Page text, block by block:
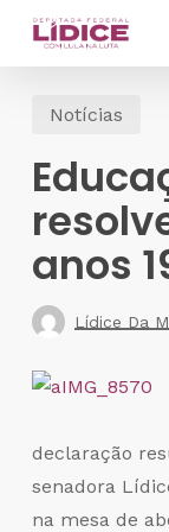
Skip
contentNotícias
anos
Lídice Da
declaração
senadora
na mesa de